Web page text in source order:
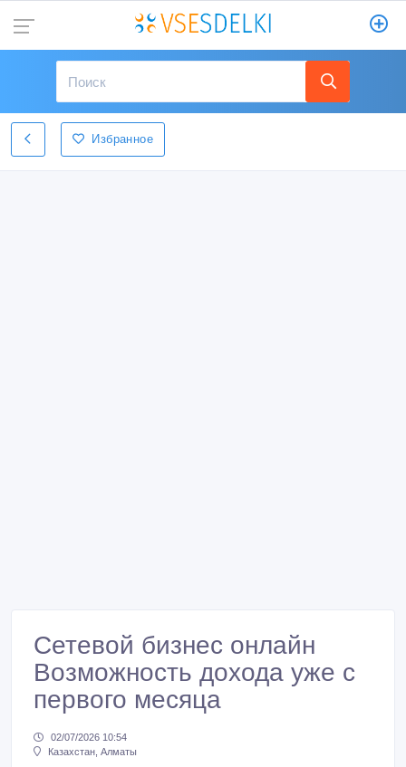
Избранное
Сетевой бизнес онлайн
Возможность дохода уже с
первого месяца
02/07/2026 10:54
Казахстан, Алматы